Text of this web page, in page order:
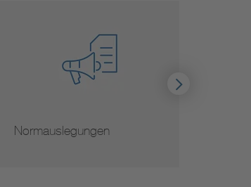
Normauslegungen